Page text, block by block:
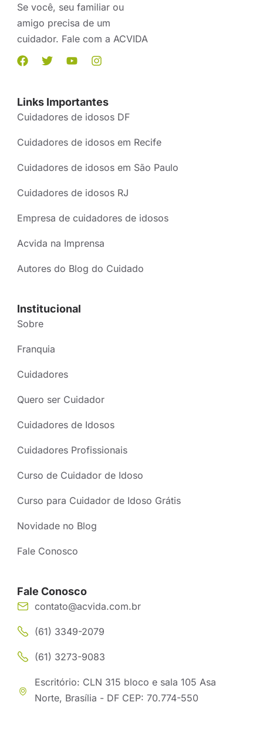
Se você, seu familiar ou
amigo precisa de um
cuidador. Fale com a ACVIDA
Links Importantes
Cuidadores de idosos DF
Cuidadores de idosos em Recife
Cuidadores de idosos em São Paulo
Cuidadores de idosos RJ
Empresa de cuidadores de idosos
Acvida na Imprensa
Autores do Blog do Cuidado
Institucional
Sobre
Franquia
Cuidadores
Quero ser Cuidador
Cuidadores de Idosos
Cuidadores Profissionais
Curso de Cuidador de Idoso
Curso para Cuidador de Idoso Grátis
Novidade no Blog
Fale Conosco
Fale Conosco
contato@acvida.com.br
(61) 3349-2079
(61) 3273-9083
Escritório: CLN 315 bloco e sala 105 Asa
Norte, Brasília - DF CEP: 70.774-550